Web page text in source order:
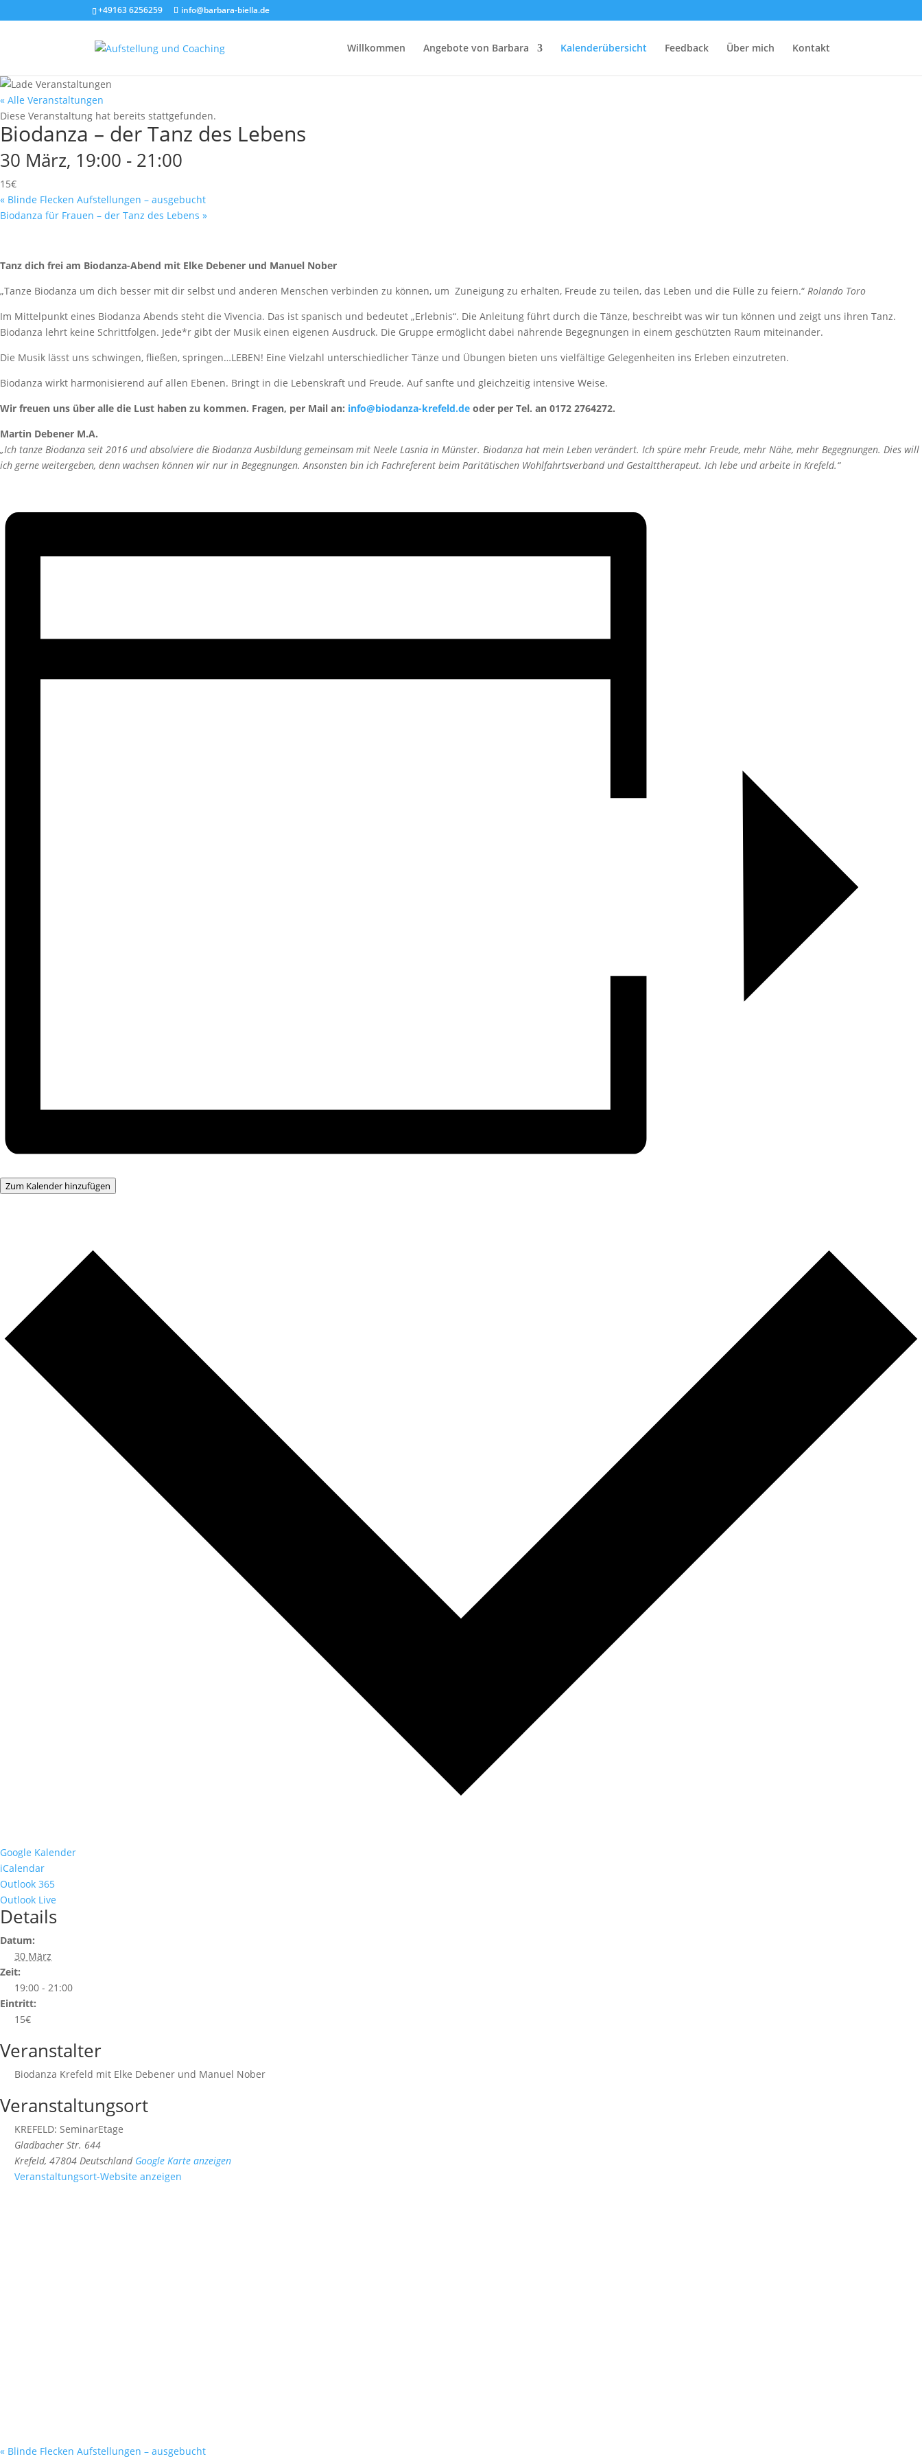
+49163 6256259 info@barbara-biella.de
Willkommen Angebote von Barbara Kalenderübersicht Feedback Über mich Kontakt
« Alle Veranstaltungen
Diese Veranstaltung hat bereits stattgefunden.
Biodanza – der Tanz des Lebens
30 März, 19:00 - 21:00
15€
« Blinde Flecken Aufstellungen – ausgebucht
Biodanza für Frauen – der Tanz des Lebens »
Tanz dich frei am Biodanza-Abend mit Elke Debener und Manuel Nober
„Tanze Biodanza um dich besser mit dir selbst und anderen Menschen verbinden zu können, um Zuneigung zu erhalten, Freude zu teilen, das Leben und die Fülle zu feiern.“ Rolando Toro
Im Mittelpunkt eines Biodanza Abends steht die Vivencia. Das ist spanisch und bedeutet „Erlebnis“. Die Anleitung führt durch die Tänze, beschreibt was wir tun können und zeigt uns ihren Tanz.
Biodanza lehrt keine Schrittfolgen. Jede*r gibt der Musik einen eigenen Ausdruck. Die Gruppe ermöglicht dabei nährende Begegnungen in einem geschützten Raum miteinander.
Die Musik lässt uns schwingen, fließen, springen…LEBEN! Eine Vielzahl unterschiedlicher Tänze und Übungen bieten uns vielfältige Gelegenheiten ins Erleben einzutreten.
Biodanza wirkt harmonisierend auf allen Ebenen. Bringt in die Lebenskraft und Freude. Auf sanfte und gleichzeitig intensive Weise.
Wir freuen uns über alle die Lust haben zu kommen. Fragen, per Mail an: info@biodanza-krefeld.de oder per Tel. an 0172 2764272.
Martin Debener M.A.
„Ich tanze Biodanza seit 2016 und absolviere die Biodanza Ausbildung gemeinsam mit Neele Lasnia in Münster. Biodanza hat mein Leben verändert. Ich spüre mehr Freude, mehr Nähe, mehr Begegnungen. Dies will
ich gerne weitergeben, denn wachsen können wir nur in Begegnungen. Ansonsten bin ich Fachreferent beim Paritätischen Wohlfahrtsverband und Gestalttherapeut. Ich lebe und arbeite in Krefeld.“
Zum Kalender hinzufügen
Google Kalender
iCalendar
Outlook 365
Outlook Live
Details
Datum:
30 März
Zeit:
19:00 - 21:00
Eintritt:
15€
Veranstalter
Biodanza Krefeld mit Elke Debener und Manuel Nober
Veranstaltungsort
KREFELD: SeminarEtage
Gladbacher Str. 644
Krefeld, 47804 Deutschland Google Karte anzeigen
Veranstaltungsort-Website anzeigen
« Blinde Flecken Aufstellungen – ausgebucht